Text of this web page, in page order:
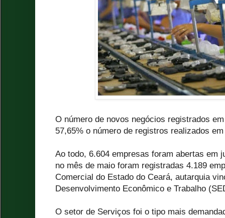
O número de novos negócios registrados
57,65% o número de registros realizados
Ao todo, 6.604 empresas foram abertas em
no mês de maio foram registradas 4.189
Comercial do Estado do Ceará, autarquia
Desenvolvimento Econômico e Trabalho
O setor de Serviços foi o tipo mais